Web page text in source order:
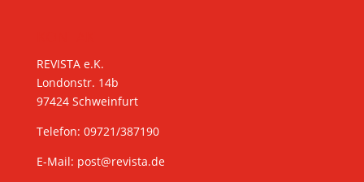
REVISTA e.K.
Londonstr. 14b
97424 Schweinfurt
Telefon: 09721/387190
E-Mail: post@revista.de